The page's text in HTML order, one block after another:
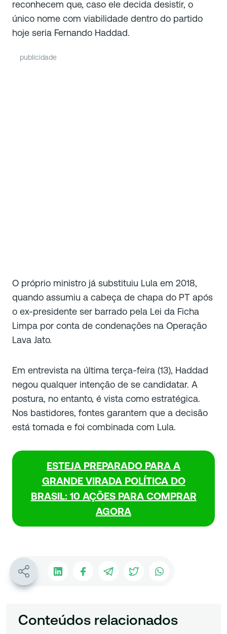
reconhecem que, caso ele decida desistir, o
único nome com viabilidade dentro do partido
hoje seria Fernando Haddad.
publicidade
O próprio ministro já substituiu Lula em 2018,
quando assumiu a cabeça de chapa do PT após
o ex-presidente ser barrado pela Lei da Ficha
Limpa por conta de condenações na Operação
Lava Jato.
Em entrevista na última terça-feira (13), Haddad
negou qualquer intenção de se candidatar. A
postura, no entanto, é vista como estratégica.
Nos bastidores, fontes garantem que a decisão
está tomada e foi combinada com Lula.
ESTEJA PREPARADO PARA A
GRANDE VIRADA POLÍTICA DO
BRASIL: 10 AÇÕES PARA COMPRAR
AGORA
Conteúdos relacionados